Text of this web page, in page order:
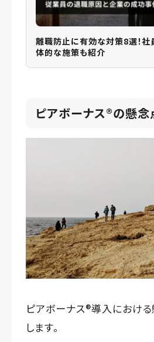
離職防止に有効な対策8選！
体的な施策も紹介
ピアボーナス®️の懸念
ピアボーナス®️導入におけ
します。